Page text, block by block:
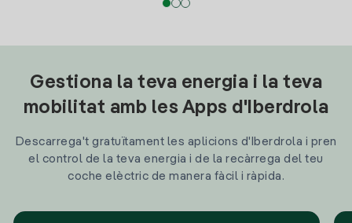
Gestiona la teva energia i la teva
mobilitat amb les Apps d'Iberdrola
Descarrega't gratuïtament les aplicions d'Iberdrola i pren
el control de la teva energia i de la recàrrega del teu
coche elèctric de manera fàcil i ràpida.